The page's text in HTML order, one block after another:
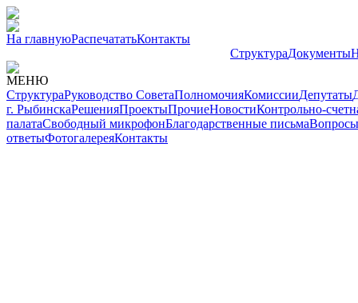
На главнуюРаспечататьКонтакты
СтруктураДокументы
МЕНЮ
СтруктураРуководство СоветаПолномочияКомиссииДепутаты
г. РыбинскаРешенияПроектыПрочиеНовостиКонтрольно-
палатаСвободный микрофонБлагодарственные письма
ответыФотогалереяКонтакты